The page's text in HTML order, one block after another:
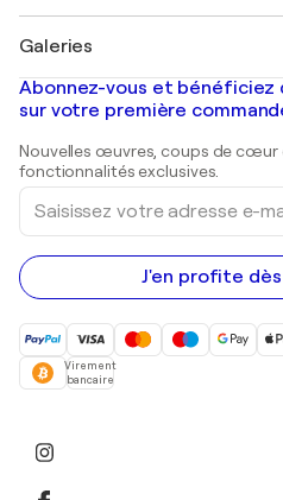
Banksy
Mr. Brainwash
Shepard Fairey
Tableaux abstraits à vendre
Peintures de paysage
Estampes
Peintures acryliques
Galeries
Galeries d'art en France
Galeries d'art en Belgique
Abonnez-vous et bénéficiez
sur votre première
Nouvelles œuvres, coups de cœur
fonctionnalités exclusives.
Saisissez
votre
adresse
e-
mail
J'en profite
Virement
bancaire